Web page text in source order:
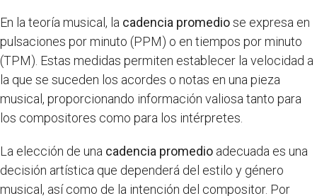
En la teoría musical, la cadencia promediose expresa en
pulsaciones por minuto (PPM) o en tiempos por minuto
(TPM). Estas medidas permiten establecer la velocidad a
la que se suceden los acordes o notas en una pieza
musical, proporcionando información valiosa tanto para
los compositores como para los intérpretes.
La elección de una cadencia promedio adecuada es una
decisión artística que dependerá del estilo y género
musical, así como de la intención del compositor. Por